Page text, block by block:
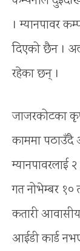
। म्यानपावर
दिएको छैन ।
रहेका छन् ।
जाजरकोटका
काममा पठाउँदै
म्यानपावरलाई
गत नोभेम्बर १०
कतारी
आईडी कार्ड